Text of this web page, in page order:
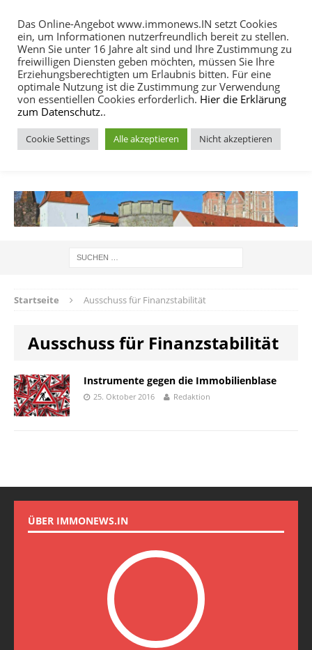
MENU
Startseite Ausschuss für Finanzstabilität
Ausschuss für Finanzstabilität
Instrumente gegen die Immobilienblase
25. Oktober 2016 Redaktion
ÜBER IMMONEWS.IN
Das Online-Angebot www.immonews.IN setzt Cookies
ein, um Informationen nutzerfreundlich bereit zu stellen.
Wenn Sie unter 16 Jahre alt sind und Ihre Zustimmung zu
freiwilligen Diensten geben möchten, müssen Sie Ihre
Erziehungsberechtigten um Erlaubnis bitten. Für eine
optimale Nutzung ist die Zustimmung zur Verwendung
von essentiellen Cookies erforderlich. Hier die Erklärung
zum Datenschutz..
Cookie Settings Alle akzeptieren Nicht akzeptieren